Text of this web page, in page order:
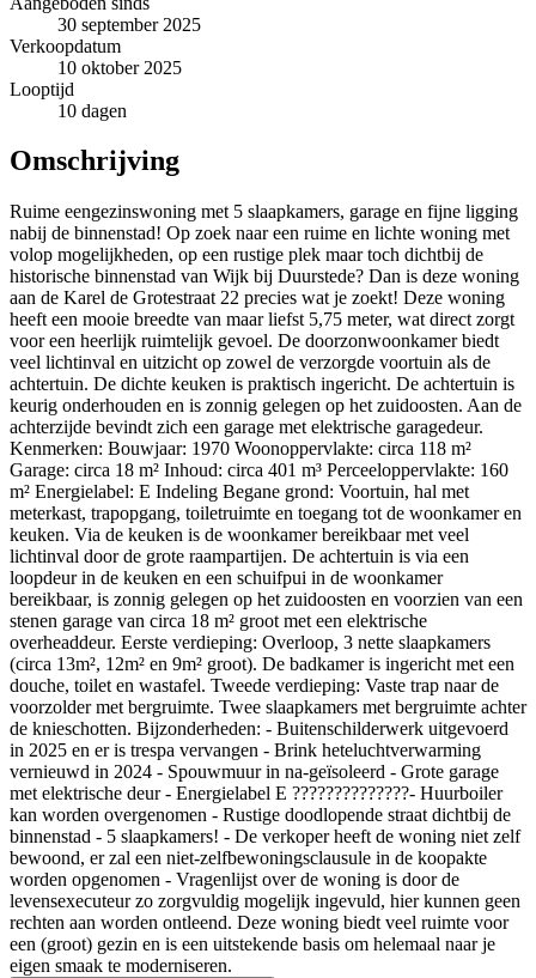
30 september 2025
Verkoopdatum
10 oktober 2025
Looptijd
10 dagen
Omschrijving
Ruime eengezinswoning met 5 slaapkamers, garage en fijne ligging
nabij de binnenstad! Op zoek naar een ruime en lichte woning met
volop mogelijkheden, op een rustige plek maar toch dichtbij de
historische binnenstad van Wijk bij Duurstede? Dan is deze woning
aan de Karel de Grotestraat 22 precies wat je zoekt! Deze woning
heeft een mooie breedte van maar liefst 5,75 meter, wat direct zorgt
voor een heerlijk ruimtelijk gevoel. De doorzonwoonkamer biedt
veel lichtinval en uitzicht op zowel de verzorgde voortuin als de
achtertuin. De dichte keuken is praktisch ingericht. De achtertuin is
keurig onderhouden en is zonnig gelegen op het zuidoosten. Aan de
achterzijde bevindt zich een garage met elektrische garagedeur.
Kenmerken: Bouwjaar: 1970 Woonoppervlakte: circa 118 m²
Garage: circa 18 m² Inhoud: circa 401 m³ Perceeloppervlakte: 160
m² Energielabel: E Indeling Begane grond: Voortuin, hal met
meterkast, trapopgang, toiletruimte en toegang tot de woonkamer en
keuken. Via de keuken is de woonkamer bereikbaar met veel
lichtinval door de grote raampartijen. De achtertuin is via een
loopdeur in de keuken en een schuifpui in de woonkamer
bereikbaar, is zonnig gelegen op het zuidoosten en voorzien van een
stenen garage van circa 18 m² groot met een elektrische
overheaddeur. Eerste verdieping: Overloop, 3 nette slaapkamers
(circa 13m², 12m² en 9m² groot). De badkamer is ingericht met een
douche, toilet en wastafel. Tweede verdieping: Vaste trap naar de
voorzolder met bergruimte. Twee slaapkamers met bergruimte achter
de knieschotten. Bijzonderheden: - Buitenschilderwerk uitgevoerd
in 2025 en er is trespa vervangen - Brink heteluchtverwarming
vernieuwd in 2024 - Spouwmuur in na-geïsoleerd - Grote garage
met elektrische deur - Energielabel E ??????????????- Huurboiler
kan worden overgenomen - Rustige doodlopende straat dichtbij de
binnenstad - 5 slaapkamers! - De verkoper heeft de woning niet zelf
bewoond, er zal een niet-zelfbewoningsclausule in de koopakte
worden opgenomen - Vragenlijst over de woning is door de
levensexecuteur zo zorgvuldig mogelijk ingevuld, hier kunnen geen
rechten aan worden ontleend. Deze woning biedt veel ruimte voor
een (groot) gezin en is een uitstekende basis om helemaal naar je
eigen smaak te moderniseren.